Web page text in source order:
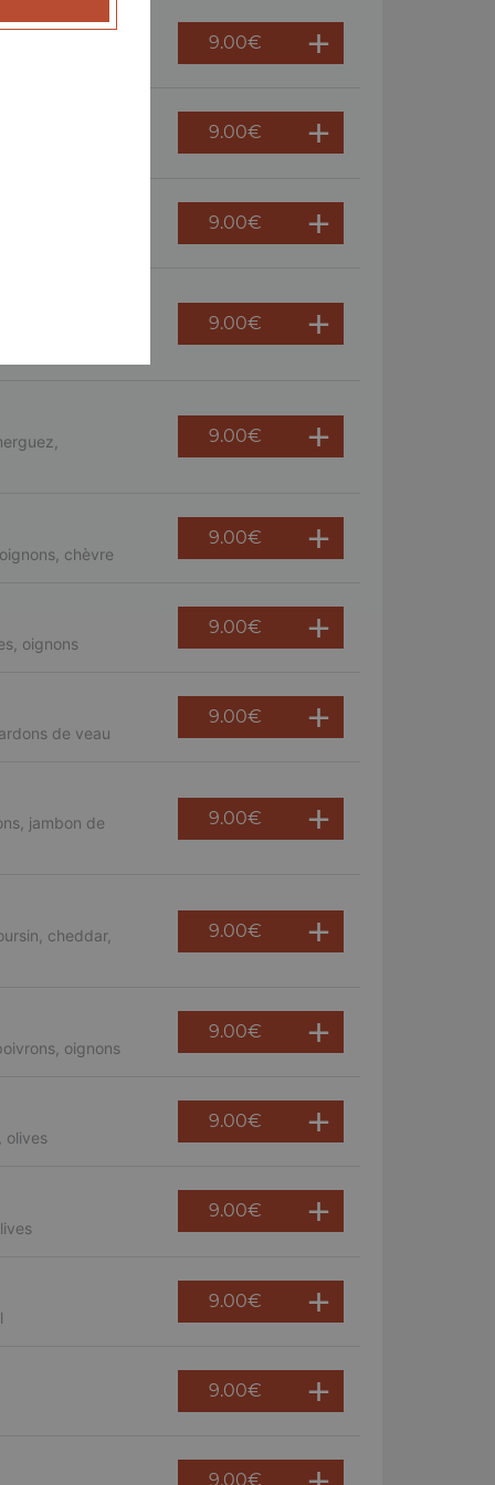
9.00€
9.00€
9.00€
9.00€
9.00€
chèvre
9.00€
oignons
9.00€
de veau
9.00€
jambon de
9.00€
cheddar,
9.00€
oignons
9.00€
olives
9.00€
9.00€
9.00€
9.00€
9.00€